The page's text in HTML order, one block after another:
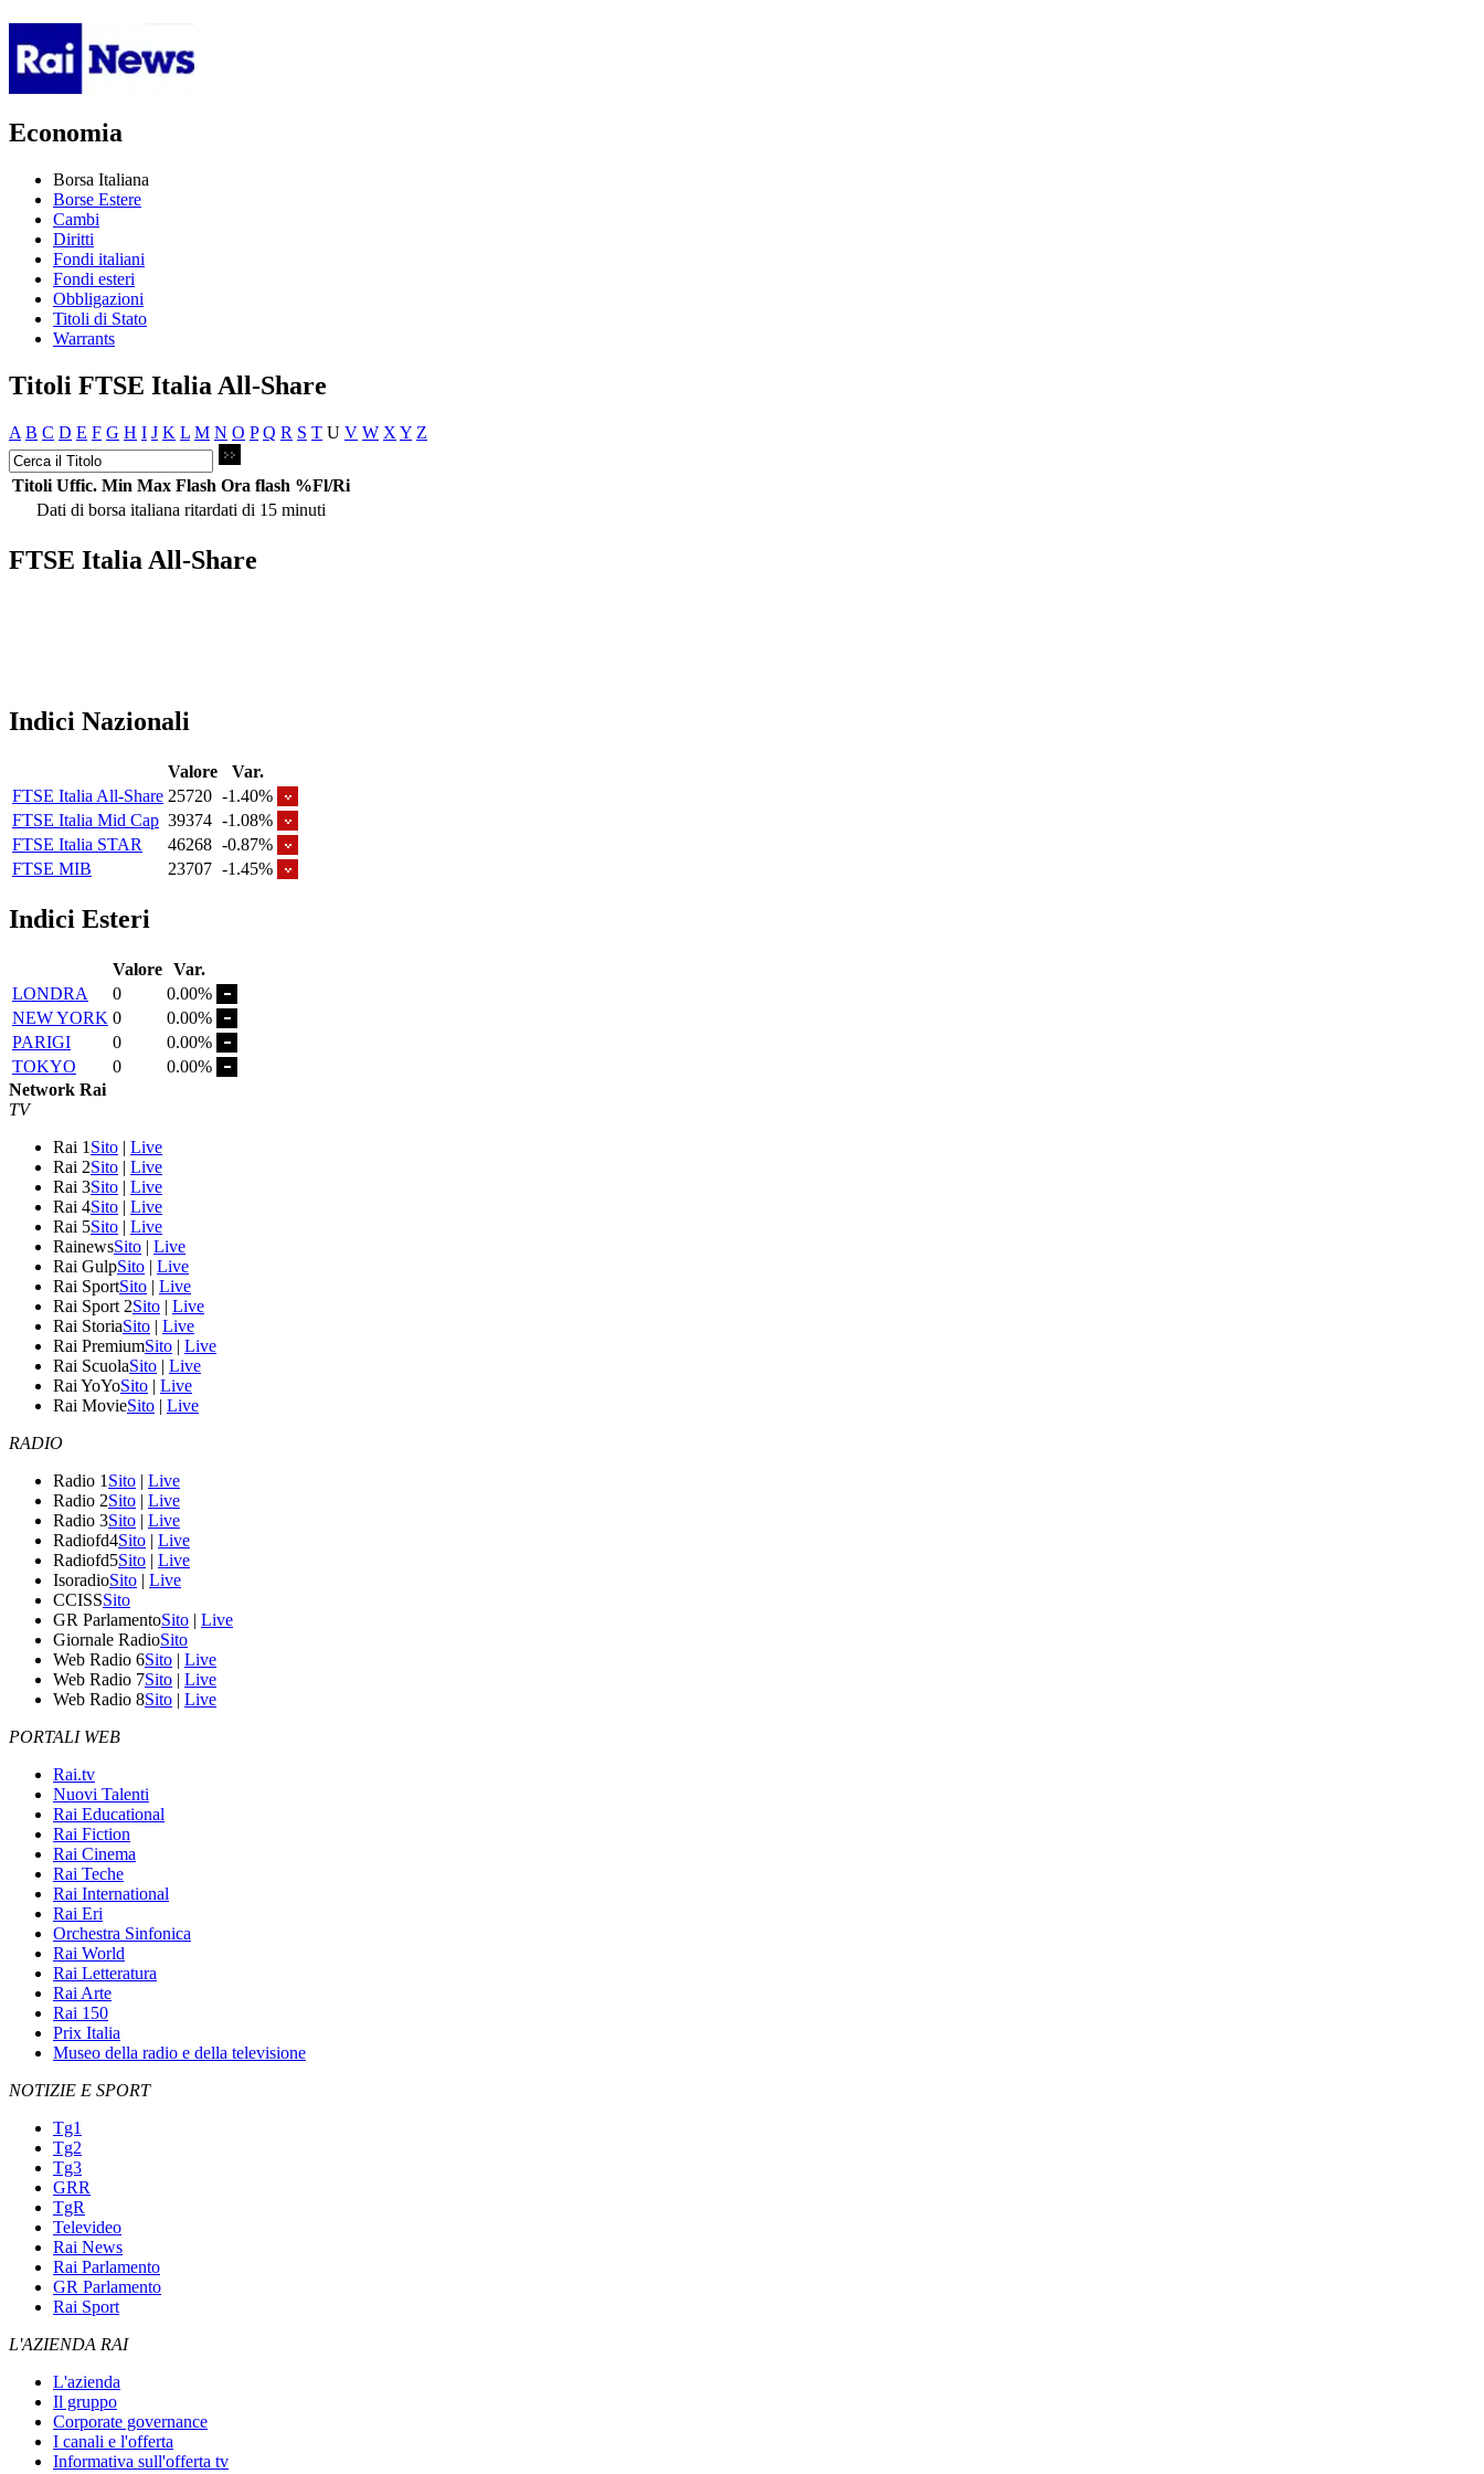
Economia
Borsa Italiana
Borse Estere
Cambi
Diritti
Fondi italiani
Fondi esteri
Obbligazioni
Titoli di Stato
Warrants
Titoli FTSE Italia All-Share
A B C D E F G H I J K L M N O P Q R S T U V W X Y Z
Titoli Uffic. Min Max Flash Ora flash %Fl/Ri
Dati di borsa italiana ritardati di 15 minuti
FTSE Italia All-Share
Indici Nazionali
Valore
Var.
FTSE Italia All-Share 25720 -1.40%
FTSE Italia Mid Cap 39374 -1.08%
FTSE Italia STAR
46268 -0.87%
FTSE MIB
23707 -1.45%
Indici Esteri
Valore Var.
LONDRA
0
0.00%
NEW YORK 0
0.00%
PARIGI
0
0.00%
TOKYO
0
0.00%
Network Rai
TV
Rai 1 Sito | Live
Rai 2Sito | Live
Rai 3Sito | Live
Rai 4Sito | Live
Rai 5Sito | Live
RainewsSito | Live
Rai GulpSito | Live
Rai SportSito | Live
Rai Sport 2Sito | Live
Rai StoriaSito | Live
Rai PremiumSito | Live
Rai ScuolaSito | Live
Rai YoYoSito | Live
Rai MovieSito | Live
RADIO
Radio 1 Sito | Live
Radio 2Sito | Live
Radio 3Sito | Live
Radiofd4Sito | Live
Radiofd5Sito | Live
IsoradioSito | Live
CCISSSito
GR ParlamentoSito | Live
Giornale RadioSito
Web Radio 6Sito | Live
Web Radio 7Sito | Live
Web Radio 8Sito | Live
PORTALI WEB
Rai.tv
Nuovi Talenti
Rai Educational
Rai Fiction
Rai Cinema
Rai Teche
Rai International
Rai Eri
Orchestra Sinfonica
Rai World
Rai Letteratura
Rai Arte
Rai 150
Prix Italia
Museo della radio e della televisione
NOTIZIE E SPORT
Tg1
Tg2
Tg3
GRR
TgR
Televideo
Rai News
Rai Parlamento
GR Parlamento
Rai Sport
L'AZIENDA RAI
L'azienda
Il gruppo
Corporate governance
I canali e l'offerta
Informativa sull'offerta tv